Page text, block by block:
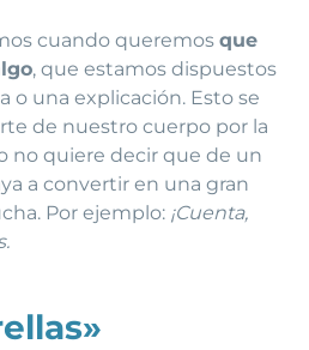
cuando queremos que
, que estamos dispuestos
o una explicación. Esto se
de nuestro cuerpo por la
no quiere decir que de un
a convertir en una gran
Por ejemplo: ¡Cuenta,